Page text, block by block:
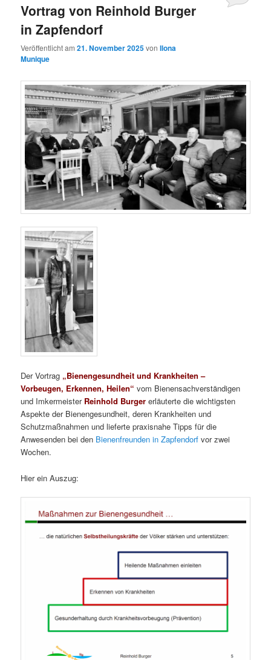
Vortrag von Reinhold Burger
in Zapfendorf
Veröffentlicht am21. November 2025vonIlona
Munique
Der Vortrag „Bienengesundheit und Krankheiten –
Vorbeugen, Erkennen, Heilen“ vom Bienensachverständigen
und Imkermeister Reinhold Burger erläuterte die wichtigsten
Aspekte der Bienengesundheit, deren Krankheiten und
Schutzmaßnahmen und lieferte praxisnahe Tipps für die
Anwesenden bei den Bienenfreunden in Zapfendorf vor zwei
Wochen.
Hier ein Auszug: